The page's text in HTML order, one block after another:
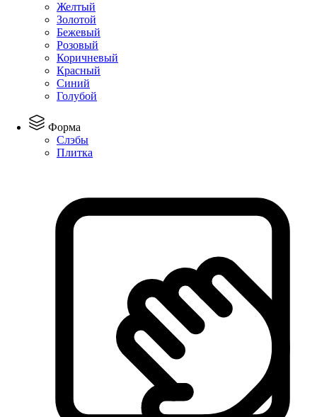
Желтый
Золотой
Бежевый
Розовый
Коричневый
Красный
Синий
Голубой
Форма
Слэбы
Плитка